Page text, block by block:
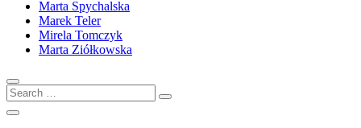
Marta Spychalska
Marek Teler
Mirela Tomczyk
Marta Ziółkowska
Search
…